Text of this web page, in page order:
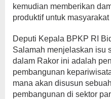
kemudian memberikan
produktif untuk
Deputi Kepala BPKP RI
Salamah menjelaskan isu
dalam Rakor ini adalah
pembangunan
mana akan disusun
pembangunan di sektor